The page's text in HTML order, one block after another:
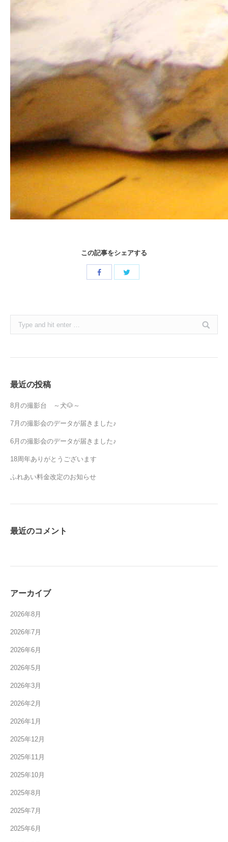
この記事をシェアする
Search:
最近の投稿
8月の撮影台 ～犬🐶～
7月の撮影会のデータが届きました♪
6月の撮影会のデータが届きました♪
18周年ありがとうございます
ふれあい料金改定のお知らせ
最近のコメント
アーカイブ
2026年8月
2026年7月
2026年6月
2026年5月
2026年3月
2026年2月
2026年1月
2025年12月
2025年11月
2025年10月
2025年8月
2025年7月
2025年6月